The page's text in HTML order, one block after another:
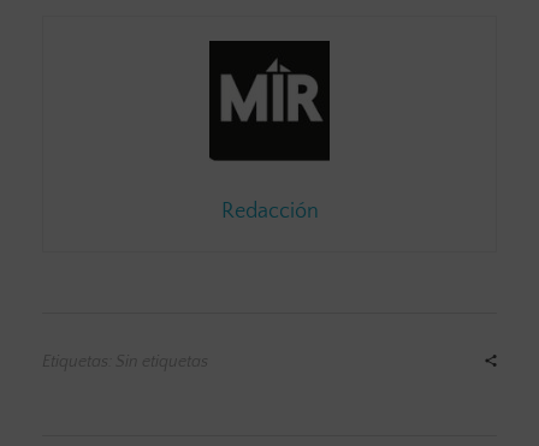
Redacción
Etiquetas: Sin etiquetas